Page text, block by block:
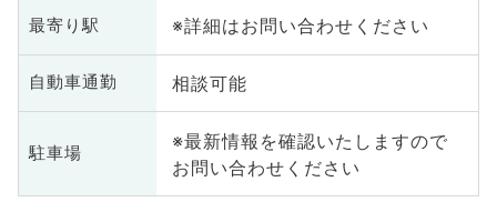
最寄り駅 ※詳細はお問い合わせください
自動車通勤 相談可能
駐車場
※最新情報を確認いたしますので
お問い合わせください